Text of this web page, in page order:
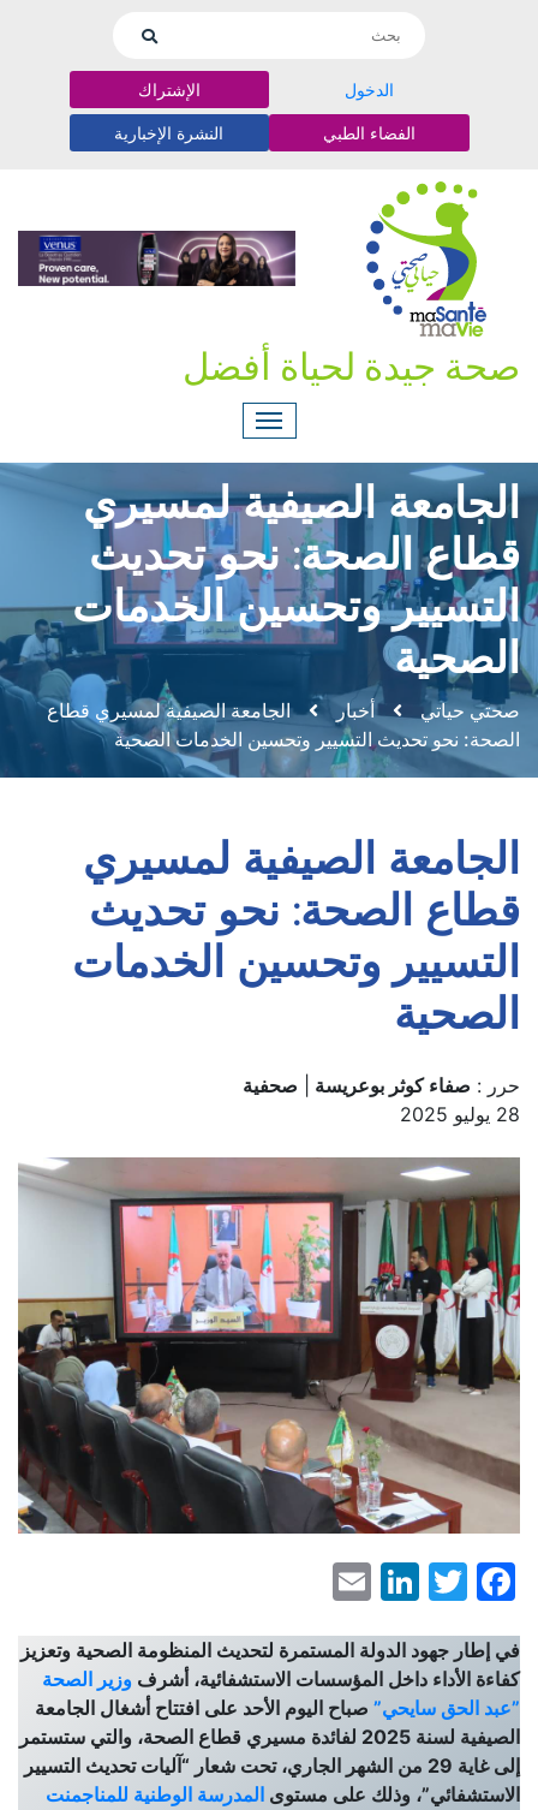
الدخول الإشتراك
الفضاء الطبي النشرة الإخبارية
صحة جيدة لحياة أفضل
الجامعة الصيفية لمسيري
قطاع الصحة: نحو تحديث
التسيير وتحسين الخدمات
الصحية
صحتي حياتي أخبار
الجامعة الصيفية لمسيري قطاع
الصحة: نحو تحديث التسيير وتحسين الخدمات الصحية
الجامعة الصيفية لمسيري
قطاع الصحة: نحو تحديث
التسيير وتحسين الخدمات
الصحية
حرر : صفاء كوثر بوعريسة
صحفية
28 يوليو 2025
Facebook
Twitter
LinkedIn
في إطار جهود الدولة المستمرة لتحديث المنظومة الصحية وتعزيز
كفاءة الأداء داخل المؤسسات الاستشفائية، أشرف وزير الصحة
”عبد الحق سايحي” صباح اليوم الأحد على افتتاح أشغال الجامعة
الصيفية لسنة 2025 لفائدة مسيري قطاع الصحة، والتي ستستمر
إلى غاية 29 من الشهر الجاري، تحت شعار “آليات تحديث التسيير
الاستشفائي”، وذلك على مستوى المدرسة الوطنية للمناجمنت